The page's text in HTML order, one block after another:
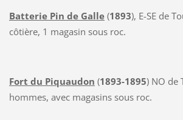
Batterie Pin de Galle(1893), E-SE de
côtière, 1 magasin sous roc.
Fort du Piquaudon (1893-1895) NO de
hommes, avec magasins sous roc.